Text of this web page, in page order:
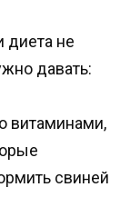
диета не
давать:
витаминами,
свиней